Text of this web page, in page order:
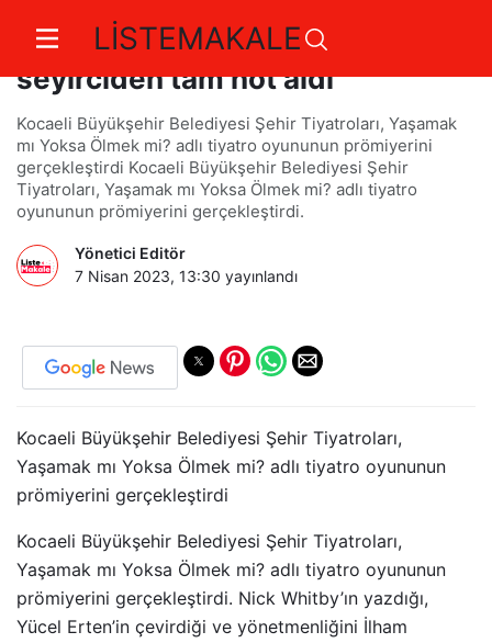
LİSTEMAKALE
Yaşamak mı Yoksa Ölmek mi?
seyirciden tam not aldı
Kocaeli Büyükşehir Belediyesi Şehir Tiyatroları, Yaşamak
mı Yoksa Ölmek mi? adlı tiyatro oyununun prömiyerini
gerçekleştirdi Kocaeli Büyükşehir Belediyesi Şehir
Tiyatroları, Yaşamak mı Yoksa Ölmek mi? adlı tiyatro
oyununun prömiyerini gerçekleştirdi.
Yönetici Editör
7 Nisan 2023, 13:30 yayınlandı
Kocaeli Büyükşehir Belediyesi Şehir Tiyatroları,
Yaşamak mı Yoksa Ölmek mi? adlı tiyatro oyununun
prömiyerini gerçekleştirdi
Kocaeli Büyükşehir Belediyesi Şehir Tiyatroları,
Yaşamak mı Yoksa Ölmek mi? adlı tiyatro oyununun
prömiyerini gerçekleştirdi. Nick Whitby’ın yazdığı,
Yücel Erten’in çevirdiği ve yönetmenliğini İlham